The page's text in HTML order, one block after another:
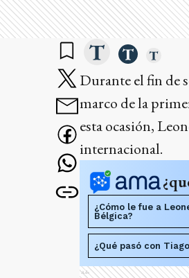
Durante el fin de
marco de la
esta ocasión,
internacional.
¿Cómo le fue a
Bélgica?
¿Qué pasó con
Ads